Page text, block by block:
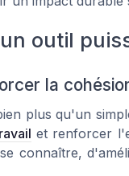
outil
la
plus qu'un
et renforcer
connaître,